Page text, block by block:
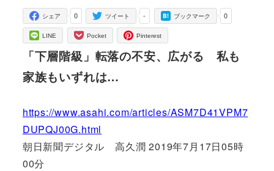
0
シェア -
ツイート 0
ブックマーク
LINE Pocket Pinterest
「下層階級」転落の不安、広がる 私も
家族もいずれは…
https://www.asahi.com/articles/ASM7D41VPM7
DUPQJ00G.html
朝日新聞デジタル 高久潤 2019年7月17日05時
00分